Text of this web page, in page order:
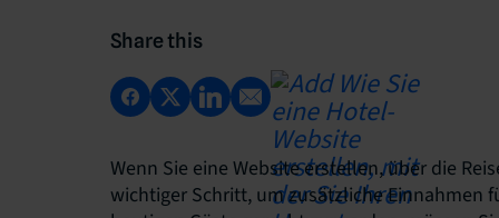
Share this
Wenn Sie eine Website erstellen, über die
wichtiger Schritt, um zusätzliche Einnahmen